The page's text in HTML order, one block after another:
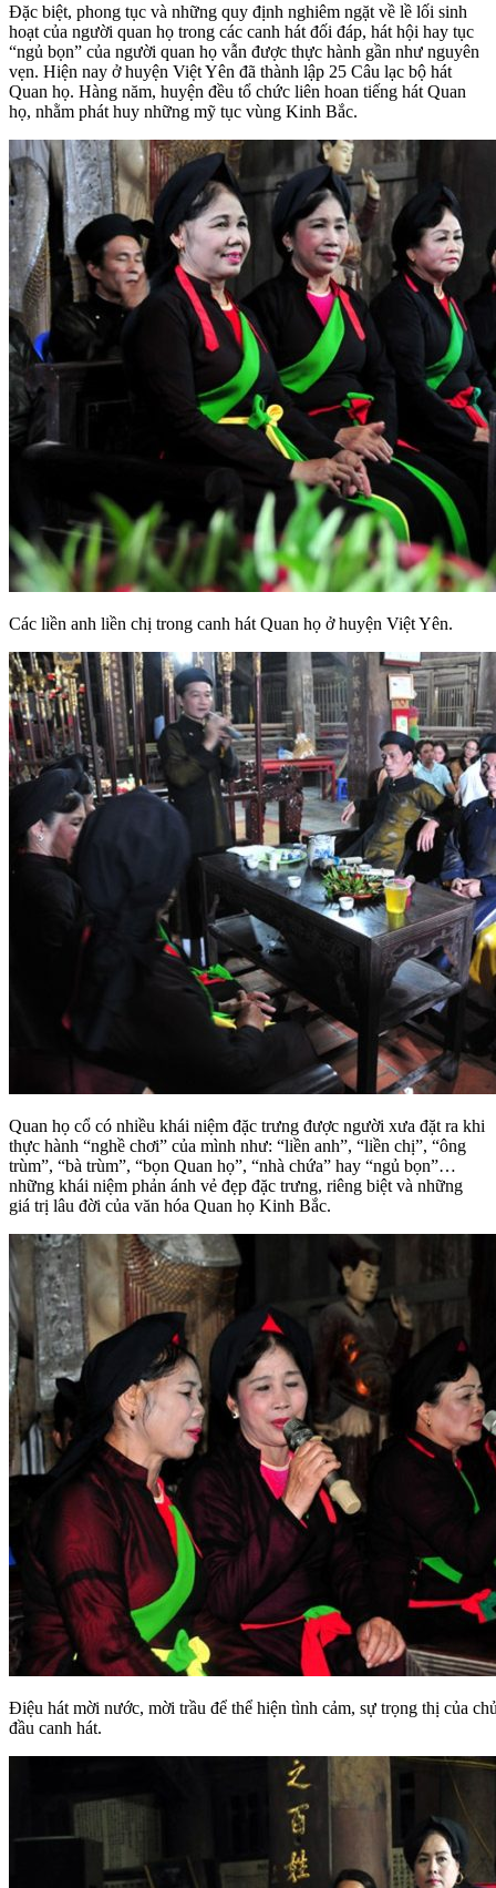
Đặc biệt, phong tục và những quy định nghiêm ngặt về lề lối sinh
hoạt của người quan họ trong các canh hát đối đáp, hát hội hay tục
“ngủ bọn” của người quan họ vẫn được thực hành gần như nguyên
vẹn. Hiện nay ở huyện Việt Yên đã thành lập 25 Câu lạc bộ hát
Quan họ. Hàng năm, huyện đều tổ chức liên hoan tiếng hát Quan
họ, nhằm phát huy những mỹ tục vùng Kinh Bắc.
Các liền anh liền chị trong canh hát Quan họ ở huyện Việt Yên.
Quan họ cổ có nhiều khái niệm đặc trưng được người xưa đặt ra khi
thực hành “nghề chơi” của mình như: “liền anh”, “liền chị”, “ông
trùm”, “bà trùm”, “bọn Quan họ”, “nhà chứa” hay “ngủ bọn”…
những khái niệm phản ánh vẻ đẹp đặc trưng, riêng biệt và những
giá trị lâu đời của văn hóa Quan họ Kinh Bắc.
Điệu hát mời nước, mời trầu để thể hiện tình cảm, sự trọng thị của
đầu canh hát.